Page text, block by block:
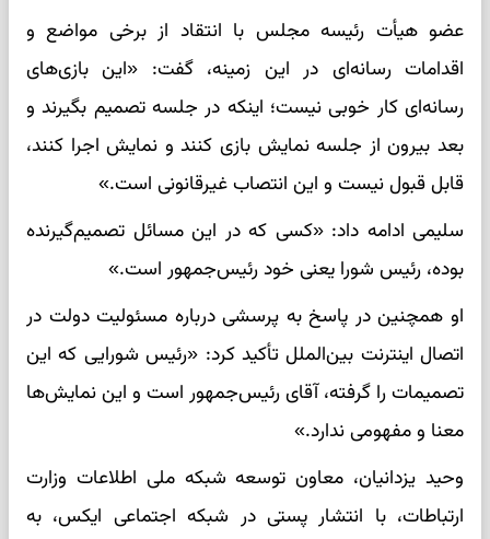
عضو هیأت رئیسه مجلس با انتقاد از برخی مواضع و
اقدامات رسانه‌ای در این زمینه، گفت: «این بازی‌های
رسانه‌ای کار خوبی نیست؛ اینکه در جلسه تصمیم بگیرند و
بعد بیرون از جلسه نمایش بازی کنند و نمایش اجرا کنند،
قابل قبول نیست و این انتصاب غیرقانونی است.»
سلیمی ادامه داد: «کسی که در این مسائل تصمیم‌گیرنده
بوده، رئیس شورا یعنی خود رئیس‌جمهور است.»
او همچنین در پاسخ به پرسشی درباره مسئولیت دولت در
اتصال اینترنت بین‌الملل تأکید کرد: «رئیس شورایی که این
تصمیمات را گرفته، آقای رئیس‌جمهور است و این نمایش‌ها
معنا و مفهومی ندارد.»
وحید یزدانیان، معاون توسعه شبکه ملی اطلاعات وزارت
ارتباطات، با انتشار پستی در شبکه اجتماعی ایکس، به